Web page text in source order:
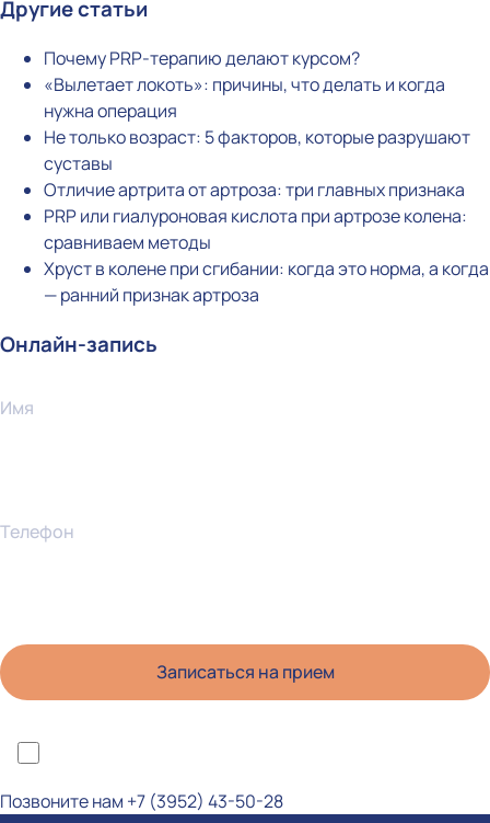
Другие статьи
Почему PRP-терапию делают курсом?
«Вылетает локоть»: причины, что делать и когда
нужна операция
Не только возраст: 5 факторов, которые разрушают
суставы
Отличие артрита от артроза: три главных признака
PRP или гиалуроновая кислота при артрозе колена:
сравниваем методы
Хруст в колене при сгибании: когда это норма, а когда
— ранний признак артроза
Онлайн-запись
Имя
Телефон
Позвоните нам +7 (3952) 43-50-28